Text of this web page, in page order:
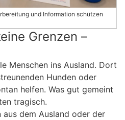
und Information schützen
Grenzen –
Menschen ins Ausland. Dort
Hunden oder
helfen. Was gut gemeint
tragisch.
dem Ausland oder der